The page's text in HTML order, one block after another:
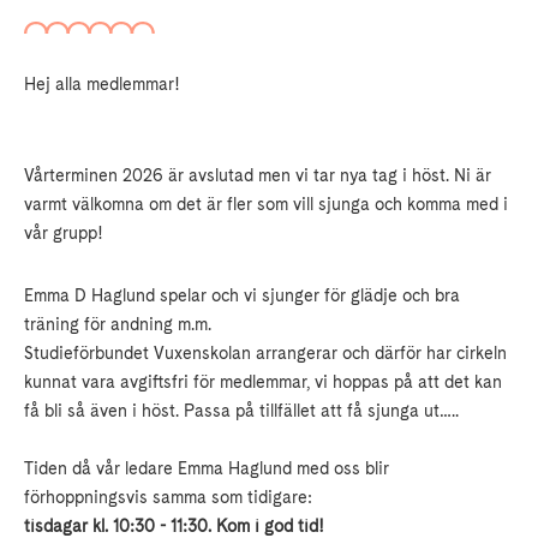
Hej alla medlemmar!
Vårterminen 2026 är avslutad men vi tar nya tag i höst. Ni är
varmt välkomna om det är fler som vill sjunga och komma med i
vår grupp!
Emma D Haglund spelar och vi sjunger för glädje och bra
träning för andning m.m.
Studieförbundet Vuxenskolan arrangerar och därför har cirkeln
kunnat vara avgiftsfri för medlemmar, vi hoppas på att det kan
få bli så även i höst. Passa på tillfället att få sjunga ut…..
Tiden då vår ledare Emma Haglund med oss blir
förhoppningsvis samma som tidigare:
tisdagar kl. 10:30 - 11:30. Kom i god tid!